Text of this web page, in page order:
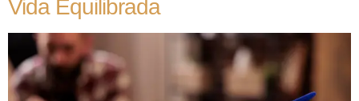
Vida Equilibrada